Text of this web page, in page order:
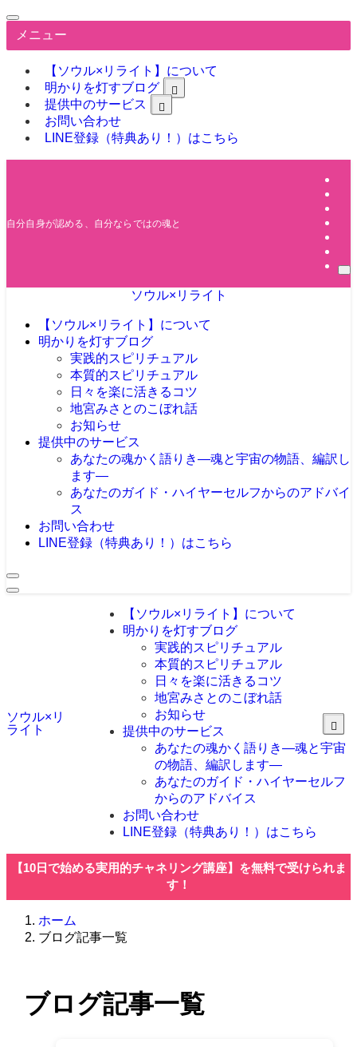
メニュー
【ソウル×リライト】について
明かりを灯すブログ
提供中のサービス
お問い合わせ
LINE登録（特典あり！）はこちら
自分自身が認める、自分ならではの魂と人生
ソウル×リライト
【ソウル×リライト】について
明かりを灯すブログ
実践的スピリチュアル
本質的スピリチュアル
日々を楽に活きるコツ
地宮みさとのこぼれ話
お知らせ
提供中のサービス
あなたの魂かく語りき―魂と宇宙の物語、編訳し
ます―
あなたのガイド・ハイヤーセルフからのアドバイ
ス
お問い合わせ
LINE登録（特典あり！）はこちら
ソウル×リ
ライト
【ソウル×リライト】について
明かりを灯すブログ
実践的スピリチュアル
本質的スピリチュアル
日々を楽に活きるコツ
地宮みさとのこぼれ話
お知らせ
提供中のサービス
あなたの魂かく語りき―魂と宇宙
の物語、編訳します―
あなたのガイド・ハイヤーセルフ
からのアドバイス
お問い合わせ
LINE登録（特典あり！）はこちら
【10日で始める実用的チャネリング講座】を無料で受けられま
す！
ホーム
ブログ記事一覧
ブログ記事一覧